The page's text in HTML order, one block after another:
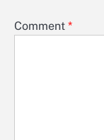
Comment *